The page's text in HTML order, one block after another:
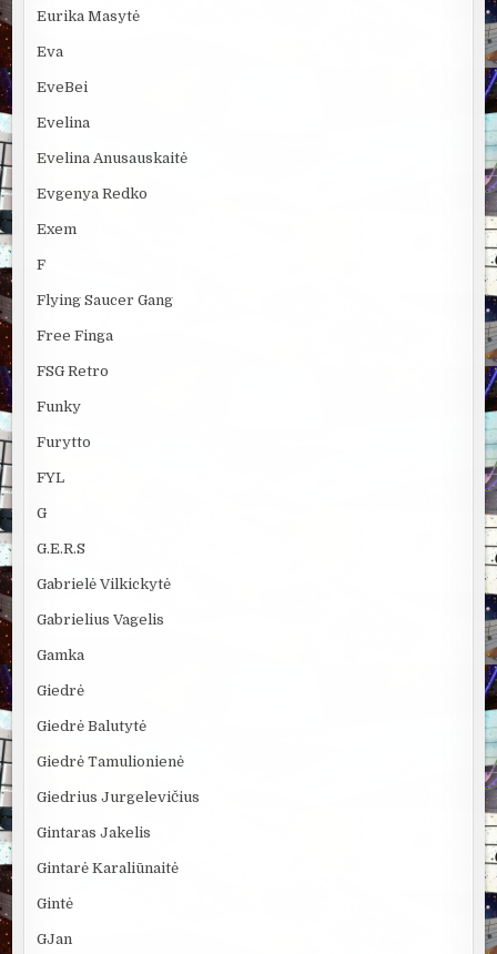
Eurika Masytė
Eva
EveBei
Evelina
Evelina Anusauskaitė
Evgenya Redko
Exem
F
Flying Saucer Gang
Free Finga
FSG Retro
Funky
Furytto
FYL
G
G.E.R.S
Gabrielė Vilkickytė
Gabrielius Vagelis
Gamka
Giedrė
Giedrė Balutytė
Giedrė Tamulionienė
Giedrius Jurgelevičius
Gintaras Jakelis
Gintarė Karaliūnaitė
Gintė
GJan